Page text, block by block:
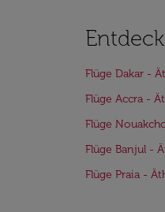
Flüge Dakar -
Flüge Accra -
Flüge
Flüge Banjul -
Flüge Praia -